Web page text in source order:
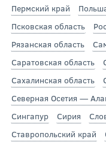
Пермский край
Псковская область
Рязанская область
Саратовская область
Сахалинская область
Северная Осетия —
Сингапур
Сирия
Ставропольский край